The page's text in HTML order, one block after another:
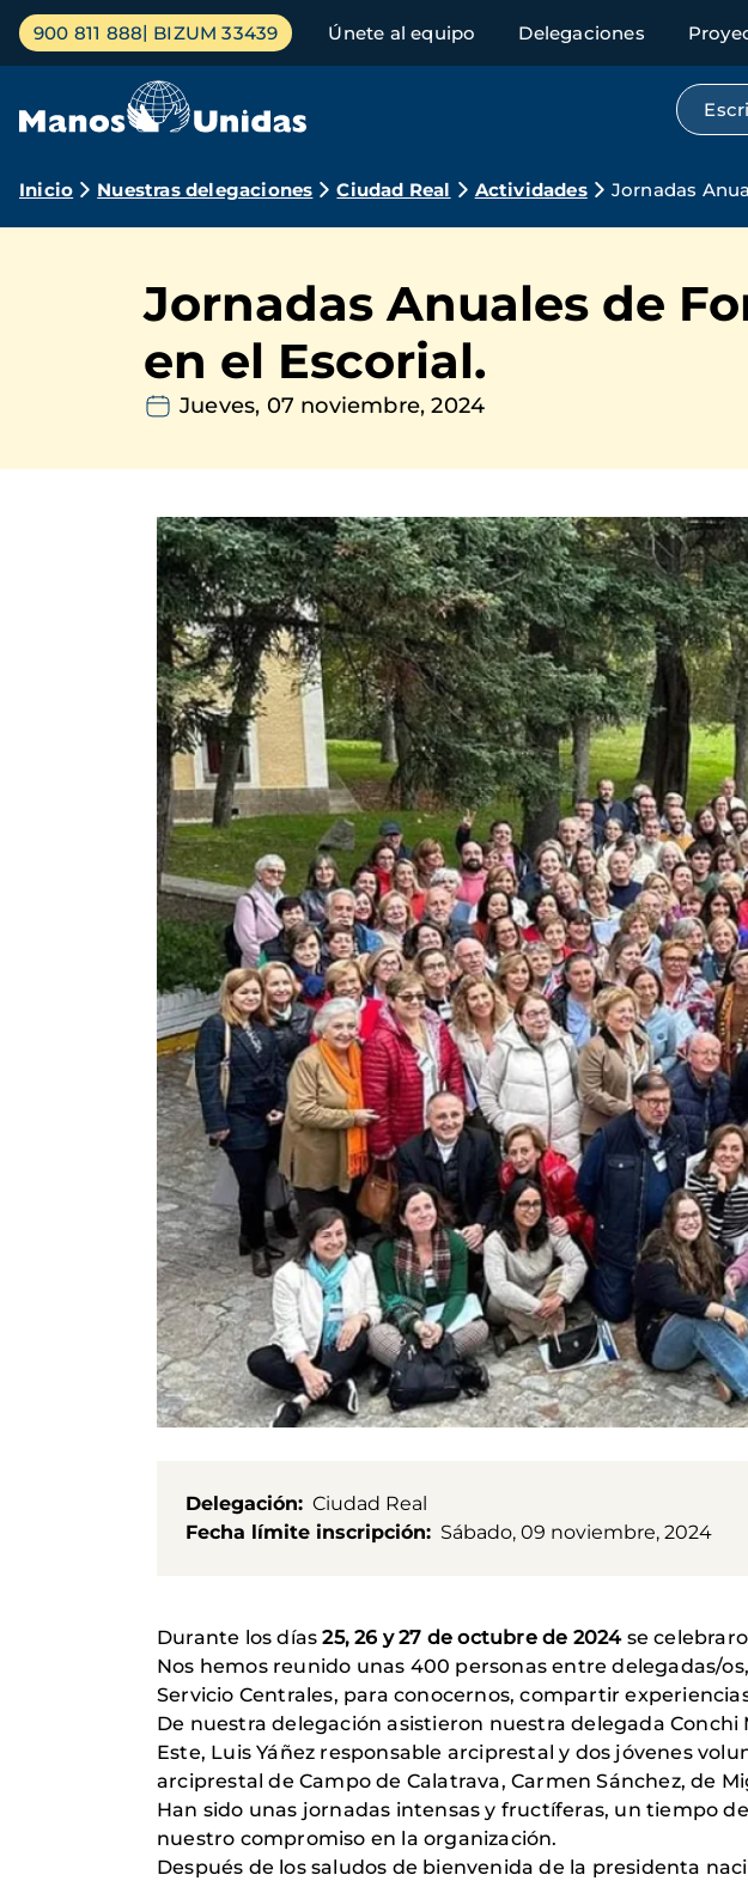
Pasar
contenido
Menú
principal
900 811 888 BIZUM 33439 Únete al equipo Delegaciones
Ruta
navegación
Inicio Nuestras delegaciones Ciudad Real Actividades Jornadas
Jornadas Anuales de
en el Escorial.
Jueves, 07 noviembre, 2024
Delegación
Ciudad Real
Fecha límite inscripción
Sábado, 09 noviembre, 2024
Durante los días25, 26 y 27 de octubre de 2024se
Nos hemos reunido unas 400 personas entre delegadas/
Servicio Centrales, para conocernos, compartir
De nuestra delegación asistieron nuestra delegada
Este, Luis Yáñez responsable arciprestal y dos jóvenes
arciprestal de Campo de Calatrava, Carmen Sánchez, de
Han sido unas jornadas intensas y fructíferas, un tiempo
nuestro compromiso en la organización.
Después de los saludos de bienvenida de la presidenta